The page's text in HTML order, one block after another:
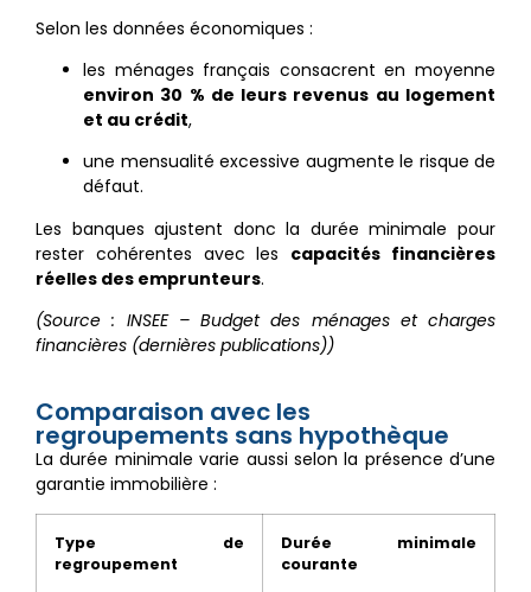
Selon les données économiques :
les ménages français consacrent en moyenne
environ 30 % de leurs revenus au logement
et au crédit,
une mensualité excessive augmente le risque de
défaut.
Les banques ajustent donc la durée minimale pour
rester cohérentes avec les capacités financières
réelles des emprunteurs.
(Source : INSEE – Budget des ménages et charges
financières (dernières publications))
Comparaison avec les
regroupements sans hypothèque
La durée minimale varie aussi selon la présence d’une
garantie immobilière :
Type de
regroupement
Durée minimale
courante